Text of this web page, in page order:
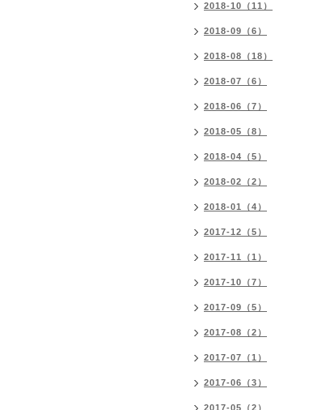
2018-10（11）
2018-09（6）
2018-08（18）
2018-07（6）
2018-06（7）
2018-05（8）
2018-04（5）
2018-02（2）
2018-01（4）
2017-12（5）
2017-11（1）
2017-10（7）
2017-09（5）
2017-08（2）
2017-07（1）
2017-06（3）
2017-05（2）